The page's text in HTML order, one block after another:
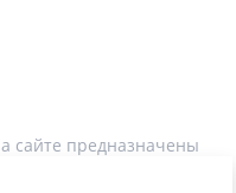
сайте предназначены
назначения